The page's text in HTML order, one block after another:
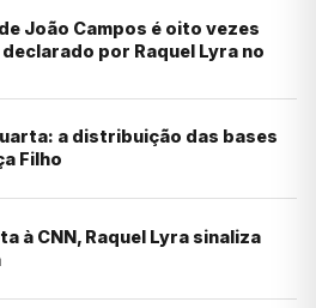
João Campos é oito vezes
por Raquel Lyra no
a distribuição das bases
Filho
à CNN, Raquel Lyra sinaliza